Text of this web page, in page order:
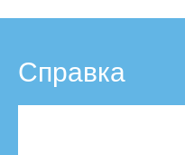
Справка